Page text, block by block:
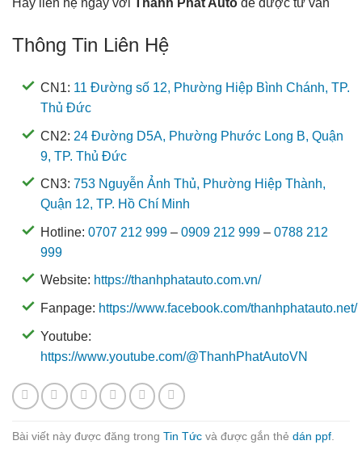
Hãy liên hệ ngay với Thành Phát Auto để được tư vấn
Thông Tin Liên Hệ
CN1: 11 Đường số 12, Phường Hiệp Bình Chánh, TP.
Thủ Đức
CN2: 24 Đường D5A, Phường Phước Long B, Quận
9, TP. Thủ Đức
CN3: 753 Nguyễn Ảnh Thủ, Phường Hiệp Thành,
Quận 12, TP. Hồ Chí Minh
Hotline: 0707 212 999 – 0909 212 999 – 0788 212
999
Website: https://thanhphatauto.com.vn/
Fanpage: https://www.facebook.com/thanhphatauto.net/
Youtube:
https://www.youtube.com/@ThanhPhatAutoVN
Bài viết này được đăng trong Tin Tức và được gắn thẻ dán ppf